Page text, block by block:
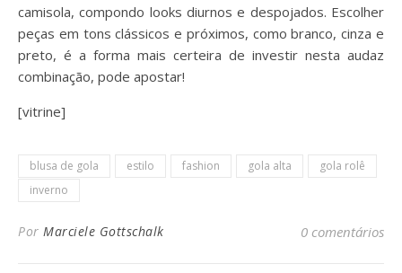
camisola, compondo looks diurnos e despojados. Escolher
peças em tons clássicos e próximos, como branco, cinza e
preto, é a forma mais certeira de investir nesta audaz
combinação, pode apostar!
[vitrine]
blusa de gola estilo fashion gola alta
gola rolê
inverno
Por Marciele Gottschalk 0 comentários